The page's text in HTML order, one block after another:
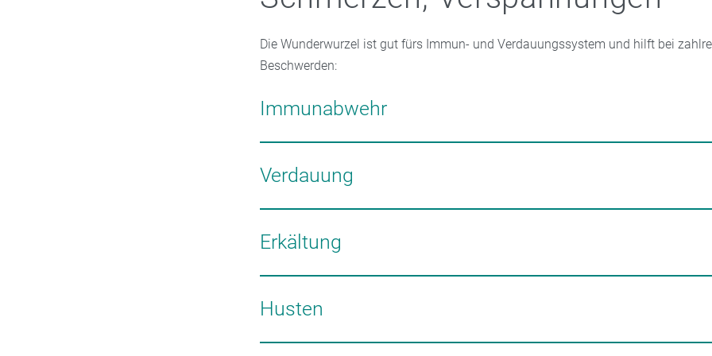
Die Wunderwurzel ist gut fürs Immun- und Verdauungssystem und hilft bei
Beschwerden:
Immunabwehr
Ingwer bringt den Kreislauf in Schwung, fördert die Durchblutung und wirkt
verhindert so, dass sich Krankheitserreger auf den Schleimhäuten festsetzen
Verdauung
Ingwer wirkt gegen Blähungen und Völlegefühl. Er fördert die Produktion von
Magen- und Gallensaft. Das beruhigt den Magen und kurbelt den Stoffwechsel an.
Erkältung
Bei Erkrankungen der oberen Atemwege wirkt Ingwer antibakteriell,
und kann auch die Vermehrung bestimmter Viren hemmen
Husten
Dank der ätherischen Öle wirken zum Beispiel Brustwickel mit Ingweröl